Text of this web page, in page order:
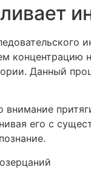
концентрацию
Данный
его с